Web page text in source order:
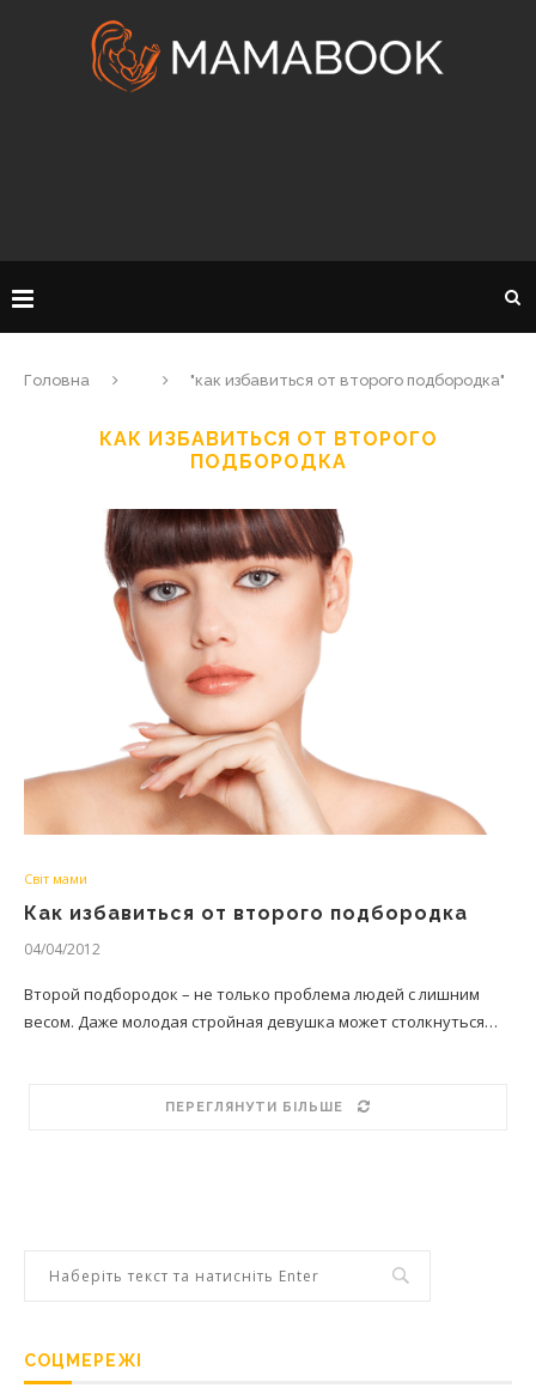
Головна "как избавиться от второго подбородка"
КАК ИЗБАВИТЬСЯ ОТ ВТОРОГО
ПОДБОРОДКА
Світ мами
Как избавиться от второго подбородка
04/04/2012
Второй подбородок – не только проблема людей с лишним
весом. Даже молодая стройная девушка может столкнуться…
ПЕРЕГЛЯНУТИ БІЛЬШЕ
СОЦМЕРЕЖІ